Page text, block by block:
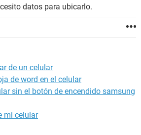
datos para ubicarlo.
de un celular
de word en el celular
sin el botón de encendido samsung
mi celular